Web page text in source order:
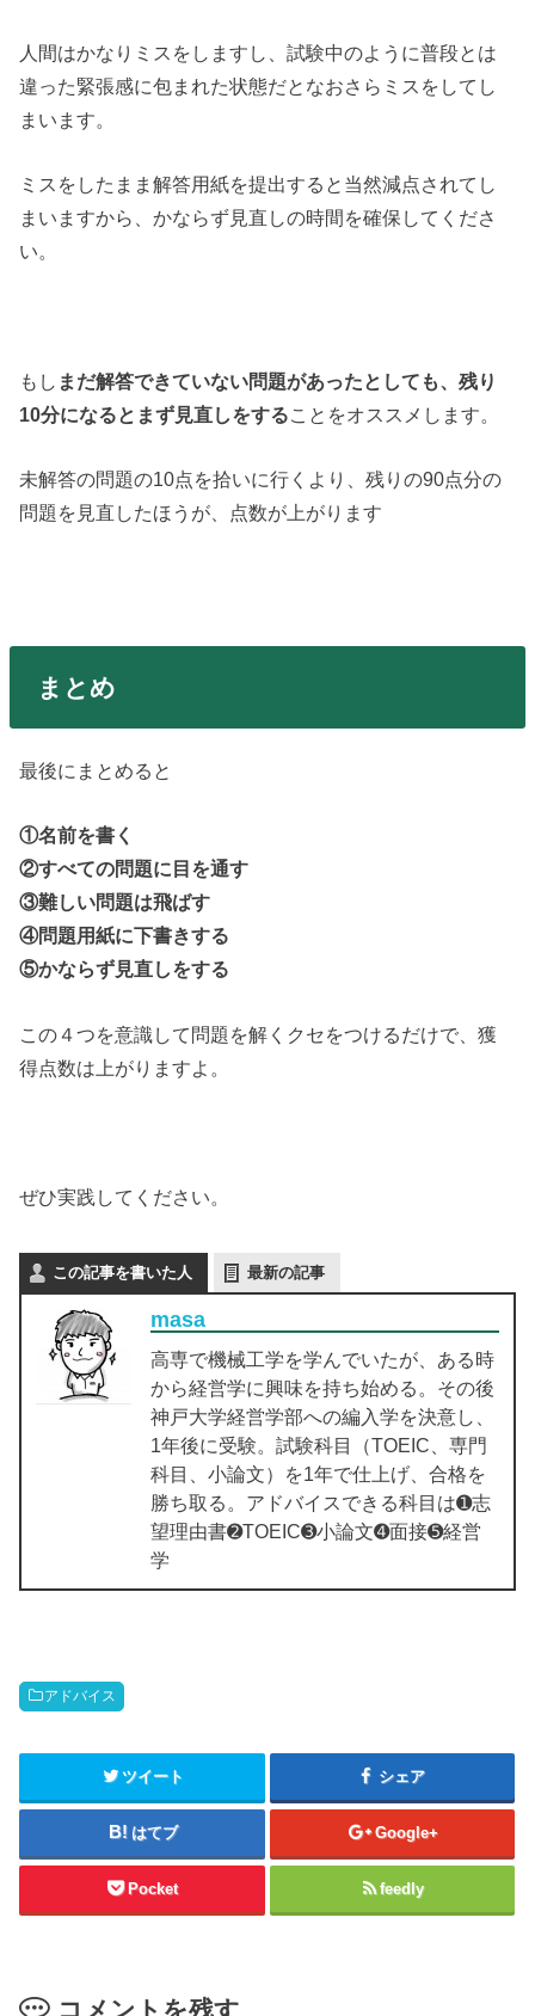
人間はかなりミスをしますし、試験中のように普段とは
違った緊張感に包まれた状態だとなおさらミスをしてし
まいます。
ミスをしたまま解答用紙を提出すると当然減点されてし
まいますから、かならず見直しの時間を確保してくださ
い。
もし まだ解答できていない問題があったとしても、残り
10分になるとまず見直しをすることをオススメします。
未解答の問題の10点を拾いに行くより、残りの90点分の
問題を見直したほうが、点数が上がります
まとめ
最後にまとめると
①名前を書く
②すべての問題に目を通す
③難しい問題は飛ばす
④問題用紙に下書きする
⑤かならず見直しをする
この４つを意識して問題を解くクセをつけるだけで、獲
得点数は上がりますよ。
ぜひ実践してください。
この記事を書いた人 最新の記事
masa
高専で機械工学を学んでいたが、ある時
から経営学に興味を持ち始める。その後
神戸大学経営学部への編入学を決意し、
1年後に受験。試験科目（TOEIC、専門
科目、小論文）を1年で仕上げ、合格を
勝ち取る。アドバイスできる科目は➊志
望理由書➋TOEIC➌小論文➍面接➎経営
学
アドバイス
ツイート シェア
はてブ Google+
Pocket feedly
コメントを残す